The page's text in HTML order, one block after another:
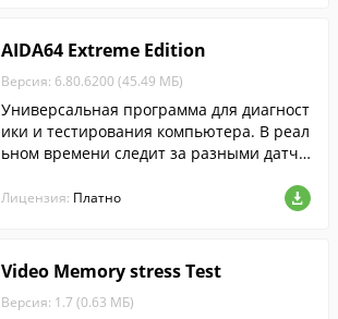
AIDA64 Extreme Edition
Версия: 6.80.6200 (45.49 МБ)
Универсальная программа для диагност
ики и тестирования компьютера. В реал
ьном времени следит за разными датчи
показания на экран.
Лицензия: Платно
Video Memory stress Test
Версия: 1.7 (0.63 МБ)